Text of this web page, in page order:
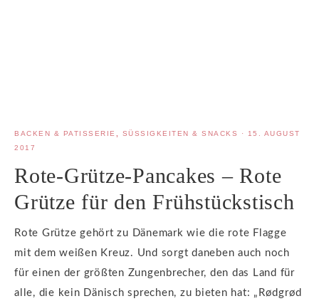
BACKEN & PATISSERIE SÜSSIGKEITEN & SNACKS ·
15. AUGUST
2017
Rote-Grütze-Pancakes – Rote
Grütze für den Frühstückstisch
Rote Grütze gehört zu Dänemark wie die rote Flagge
mit dem weißen Kreuz. Und sorgt daneben auch noch
für einen der größten Zungenbrecher, den das Land für
alle, die kein Dänisch sprechen, zu bieten hat: „Rødgrød